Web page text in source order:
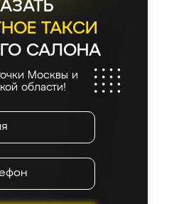
ТАКСИ
САЛОНА
Москвы и
области!